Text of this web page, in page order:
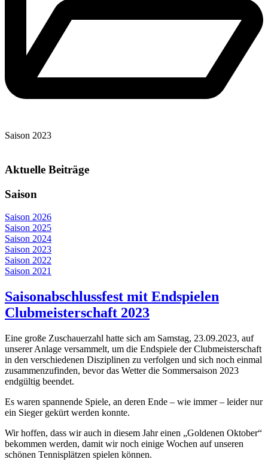
Saison 2023
Aktuelle Beiträge
Saison
Saison 2026
Saison 2025
Saison 2024
Saison 2023
Saison 2022
Saison 2021
Saisonabschlussfest mit Endspielen
Clubmeisterschaft 2023
Eine große Zuschauerzahl hatte sich am Samstag, 23.09.2023, auf
unserer Anlage versammelt, um die Endspiele der Clubmeisterschaft
in den verschiedenen Disziplinen zu verfolgen und sich noch einmal
zusammenzufinden, bevor das Wetter die Sommersaison 2023
endgültig beendet.
Es waren spannende Spiele, an deren Ende – wie immer – leider nur
ein Sieger gekürt werden konnte.
Wir hoffen, dass wir auch in diesem Jahr einen „Goldenen Oktober“
bekommen werden, damit wir noch einige Wochen auf unseren
schönen Tennisplätzen spielen können.